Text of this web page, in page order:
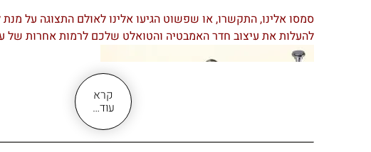
סמסו אלינו, התקשרו, או שפשוט הגיעו אלינו לאולם התצוגה על
להעלות את עיצוב חדר האמבטיה והטואלט שלכם לרמות אחרות של
קרא
עוד…